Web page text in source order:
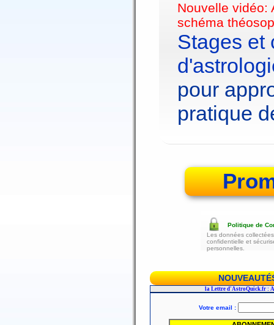
Nouvelle vidéo:
schéma
Stages et
pour
pratique
Politique de
Les données
confidentielle et
personnelles.